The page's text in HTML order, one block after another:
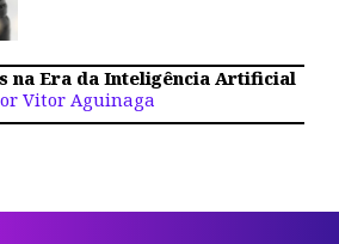
na Era da Inteligência Artificial
Vitor Aguinaga